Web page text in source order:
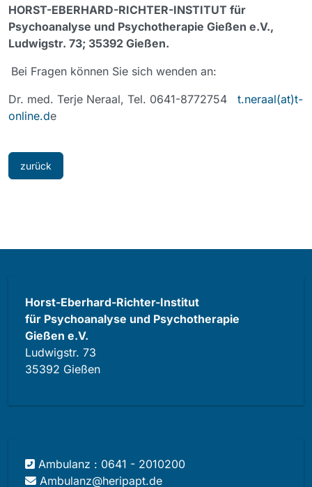
HORST-EBERHARD-RICHTER-INSTITUT für
Psychoanalyse und Psychotherapie Gießen e.V.,
Ludwigstr. 73; 35392 Gießen.
Bei Fragen können Sie sich wenden an:
Dr. med. Terje Neraal, Tel. 0641-8772754 t.neraal(at)t-
online.de
zurück
Horst-Eberhard-Richter-Institut
für Psychoanalyse und Psychotherapie
Gießen e.V.
Ludwigstr. 73
35392 Gießen
Ambulanz : 0641 - 2010200
Ambulanz@heripapt.de